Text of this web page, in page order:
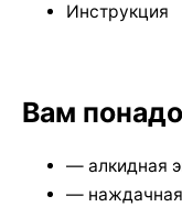
Инструкция
Вам
— алкидная
—